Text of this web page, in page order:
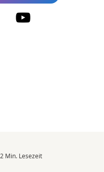
2 Min. Lesezeit